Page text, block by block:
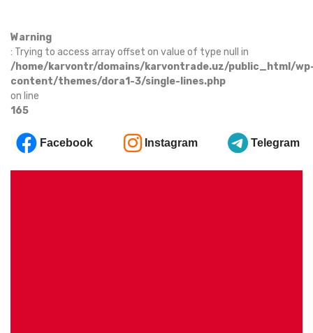
Warning
: Trying to access array offset on value of type null in
/home/karvontr/domains/karvontrade.uz/public_html/
content/themes/dora1-3/single-lines.php
on line
165
Facebook Instagram Telegram